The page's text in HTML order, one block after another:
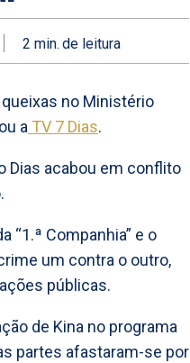
2 min. de leitura
no Ministério
a TV 7 Dias.
Dias acabou em conflito
“1.ª Companhia” e o
um contra o outro,
públicas.
de Kina no programa
partes afastaram-se por